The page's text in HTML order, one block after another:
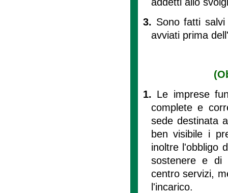
3. Sono fatti
avviati prima
1. Le imprese
complete e
sede destinata
ben visibile i
inoltre l'obbligo
sostenere e di
centro servizi,
l'incarico.